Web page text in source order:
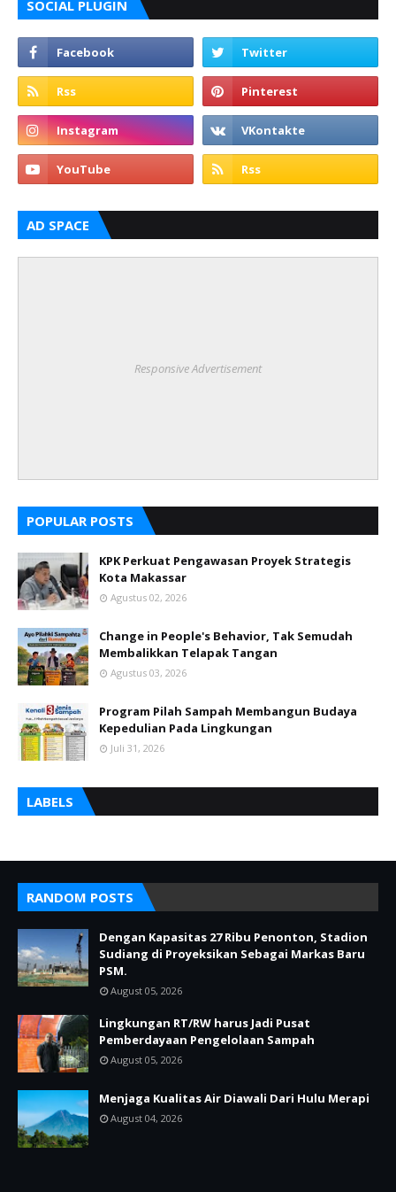
SOCIAL PLUGIN
AD SPACE
Responsive Advertisement
POPULAR POSTS
KPK Perkuat Pengawasan Proyek Strategis
Kota Makassar
Agustus 02, 2026
Change in People's Behavior, Tak Semudah
Membalikkan Telapak Tangan
Agustus 03, 2026
Program Pilah Sampah Membangun Budaya
Kepedulian Pada Lingkungan
Juli 31, 2026
LABELS
RANDOM POSTS
Dengan Kapasitas 27 Ribu Penonton, Stadion
Sudiang di Proyeksikan Sebagai Markas Baru
PSM.
August 05, 2026
Lingkungan RT/RW harus Jadi Pusat
Pemberdayaan Pengelolaan Sampah
August 05, 2026
Menjaga Kualitas Air Diawali Dari Hulu Merapi
August 04, 2026